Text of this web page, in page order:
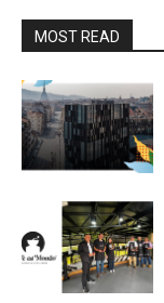
MOST READ